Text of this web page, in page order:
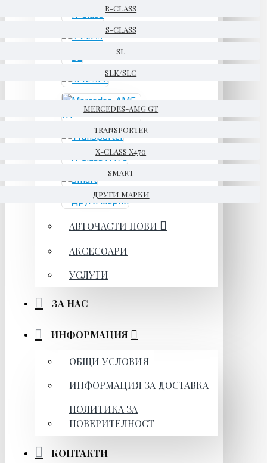
R-CLASS
S-CLASS
SL
SLK/SLC
MERCEDES-AMG GT
TRANSPORTER
X-CLASS X470
SMART
ДРУГИ МАРКИ
АВТОЧАСТИ НОВИ
АКСЕСОАРИ
УСЛУГИ
ЗА НАС
ИНФОРМАЦИЯ
ОБЩИ УСЛОВИЯ
ИНФОРМАЦИЯ ЗА ДОСТАВКА
ПОЛИТИКА ЗА
ПОВЕРИТЕЛНОСТ
КОНТАКТИ